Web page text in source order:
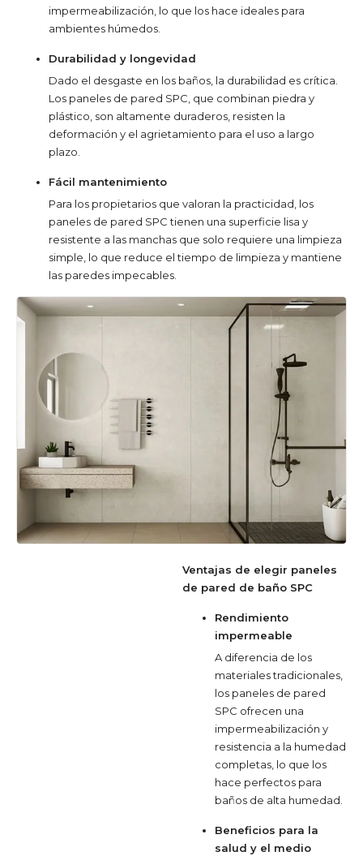
impermeabilización, lo que los hace ideales para
ambientes húmedos.
Durabilidad y longevidad
Dado el desgaste en los baños, la durabilidad es crítica.
Los paneles de pared SPC, que combinan piedra y
plástico, son altamente duraderos, resisten la
deformación y el agrietamiento para el uso a largo
plazo.
Fácil mantenimiento
Para los propietarios que valoran la practicidad, los
paneles de pared SPC tienen una superficie lisa y
resistente a las manchas que solo requiere una limpieza
simple, lo que reduce el tiempo de limpieza y mantiene
las paredes impecables.
Ventajas de elegir paneles
de pared de baño SPC
Rendimiento
impermeable
A diferencia de los
materiales tradicionales,
los paneles de pared
SPC ofrecen una
impermeabilización y
resistencia a la humedad
completas, lo que los
hace perfectos para
baños de alta humedad.
Beneficios para la
salud y el medio